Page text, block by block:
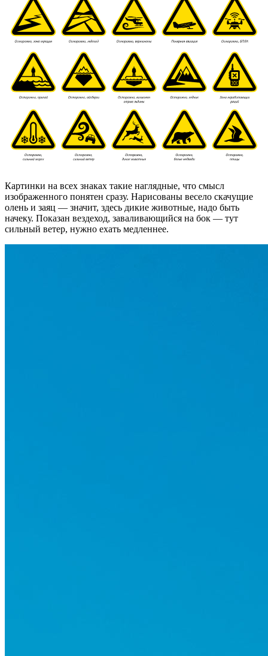
Картинки на всех знаках такие наглядные, что смысл
изображенного понятен сразу. Нарисованы весело скачущие
олень и заяц — значит, здесь дикие животные, надо быть
начеку. Показан вездеход, заваливающийся на бок — тут
сильный ветер, нужно ехать медленнее.